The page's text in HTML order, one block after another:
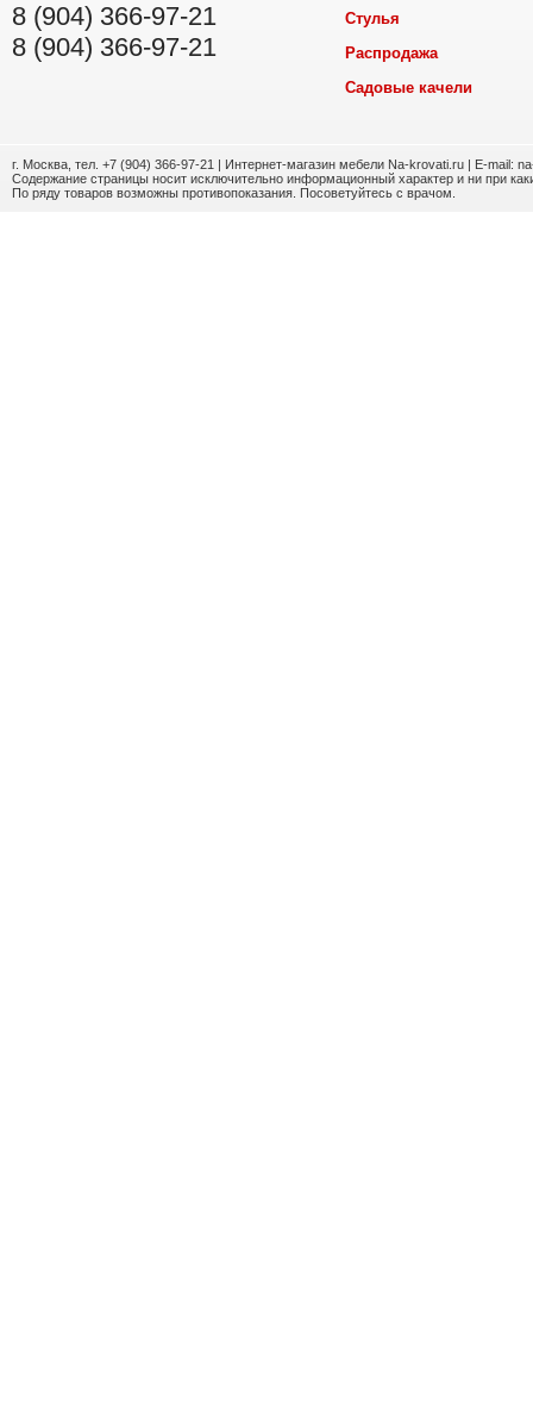
8 (904) 366-97-21
8 (904) 366-97-21
Стулья
Распродажа
Садовые качели
г. Москва, тел. +7 (904) 366-97-21 | Интернет-магазин мебели Na-krovati.ru | E-mail:
Содержание страницы носит исключительно информационный характер и ни при
По ряду товаров возможны противопоказания. Посоветуйтесь с врачом.